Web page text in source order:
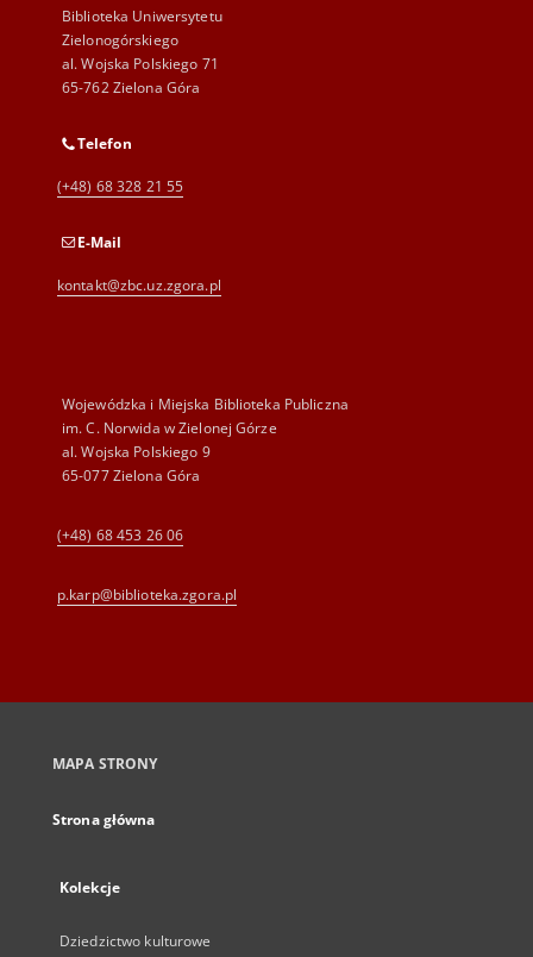
Biblioteka Uniwersytetu
Zielonogórskiego
al. Wojska Polskiego 71
65-762 Zielona Góra
Telefon
(+48) 68 328 21 55
E-Mail
kontakt@zbc.uz.zgora.pl
Wojewódzka i Miejska Biblioteka Publiczna
im. C. Norwida w Zielonej Górze
al. Wojska Polskiego 9
65-077 Zielona Góra
(+48) 68 453 26 06
p.karp@biblioteka.zgora.pl
MAPA STRONY
Strona główna
Kolekcje
Dziedzictwo kulturowe